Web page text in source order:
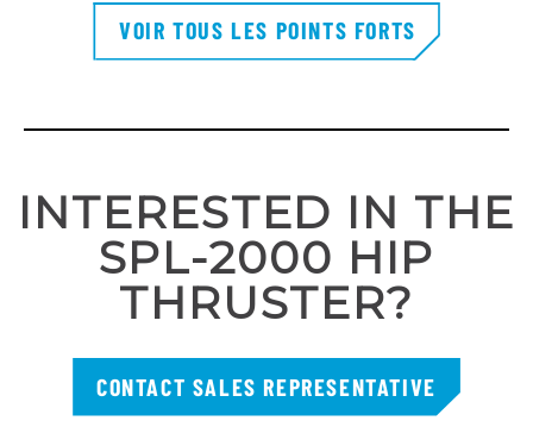
VOIR TOUS LES POINTS FORTS
INTERESTED IN THE
SPL-2000 HIP
THRUSTER?
CONTACT SALES REPRESENTATIVE